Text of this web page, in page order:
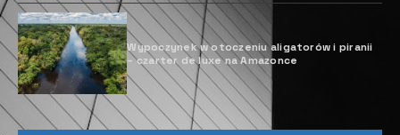
Wypoczynek w otoczeniu aligatorów i piranii
– czarter de luxe na Amazonce